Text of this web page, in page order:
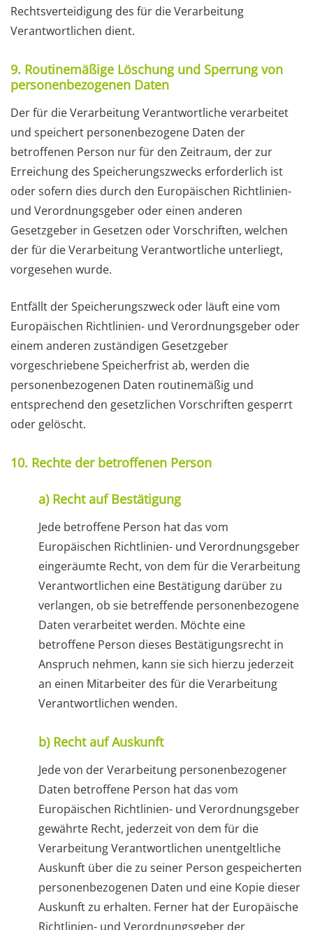
Rechtsverteidigung des für die Verarbeitung
Verantwortlichen dient.
9. Routinemäßige Löschung und Sperrung von
personenbezogenen Daten
Der für die Verarbeitung Verantwortliche verarbeitet
und speichert personenbezogene Daten der
betroffenen Person nur für den Zeitraum, der zur
Erreichung des Speicherungszwecks erforderlich ist
oder sofern dies durch den Europäischen Richtlinien-
und Verordnungsgeber oder einen anderen
Gesetzgeber in Gesetzen oder Vorschriften, welchen
der für die Verarbeitung Verantwortliche unterliegt,
vorgesehen wurde.
Entfällt der Speicherungszweck oder läuft eine vom
Europäischen Richtlinien- und Verordnungsgeber oder
einem anderen zuständigen Gesetzgeber
vorgeschriebene Speicherfrist ab, werden die
personenbezogenen Daten routinemäßig und
entsprechend den gesetzlichen Vorschriften gesperrt
oder gelöscht.
10. Rechte der betroffenen Person
a) Recht auf Bestätigung
Jede betroffene Person hat das vom
Europäischen Richtlinien- und Verordnungsgeber
eingeräumte Recht, von dem für die Verarbeitung
Verantwortlichen eine Bestätigung darüber zu
verlangen, ob sie betreffende personenbezogene
Daten verarbeitet werden. Möchte eine
betroffene Person dieses Bestätigungsrecht in
Anspruch nehmen, kann sie sich hierzu jederzeit
an einen Mitarbeiter des für die Verarbeitung
Verantwortlichen wenden.
b) Recht auf Auskunft
Jede von der Verarbeitung personenbezogener
Daten betroffene Person hat das vom
Europäischen Richtlinien- und Verordnungsgeber
gewährte Recht, jederzeit von dem für die
Verarbeitung Verantwortlichen unentgeltliche
Auskunft über die zu seiner Person gespeicherten
personenbezogenen Daten und eine Kopie dieser
Auskunft zu erhalten. Ferner hat der Europäische
Richtlinien- und Verordnungsgeber der